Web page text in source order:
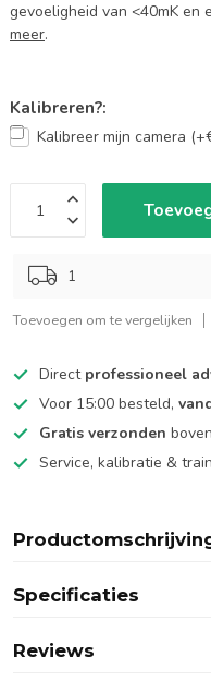
gevoeligheid van <40mK en
meer.
Kalibreren?:
Kalibreer mijn camera
1
Toevoegen om te vergelijken
Direct professioneel
Voor 15:00 besteld,
Gratis verzonden
Service, kalibratie &
Specificaties
Reviews